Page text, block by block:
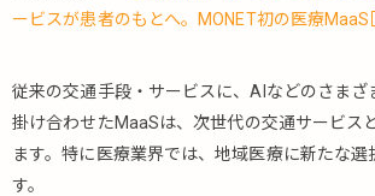
ービスが患者のもとへ。MONET初の医療MaaS
従来の交通手段・サービスに、AIなどのさまざ
掛け合わせたMaaSは、次世代の交通サービス
ます。特に医療業界では、地域医療に新たな選
す。